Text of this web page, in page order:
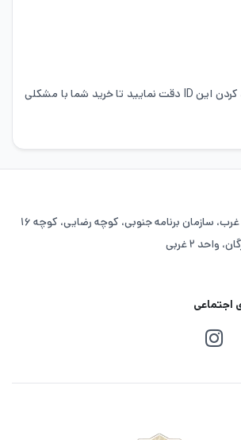
از سوی پشتیبانی ایران موجو، در اختیار داشتن ID عددی شما در این بازی است، لذا بهتر است که در وارد کردن این ID دقت نمایید تا خرید شما با مشکلی
تهران، بلوار فردوس غرب، سازمان برنامه جنوبی، کوچه رضایی، کوچه ۱۶
۲ غربی
اجتماعی